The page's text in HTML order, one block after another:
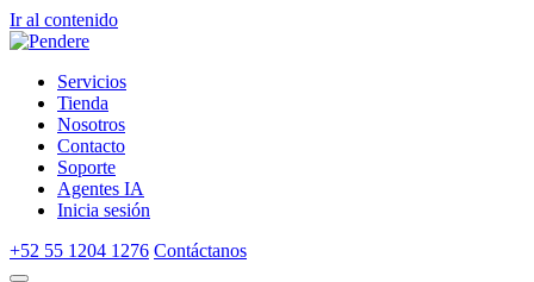
Ir al contenido
Servicios
Tienda
Nosotros
Contacto
Soporte
Agentes IA
Inicia sesión
+52 55 1204 1276 Contáctanos